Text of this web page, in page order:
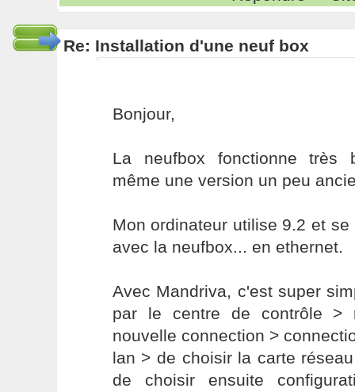
Re: Installation d'une neuf box
Bonjour,
La neufbox fonctionne très
même une version un peu
Mon ordinateur utilise 9.2 et
avec la neufbox... en ethernet.
Avec Mandriva, c'est super
par le centre de contrôle >
nouvelle connection >
lan > de choisir la carte
de choisir ensuite